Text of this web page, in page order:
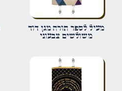
שם*
מעיל לספר תורה מגן דוד
משולשים צבעוני